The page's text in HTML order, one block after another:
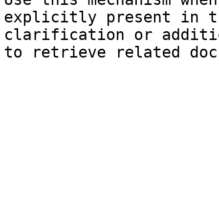
explicitly present in
clarification or